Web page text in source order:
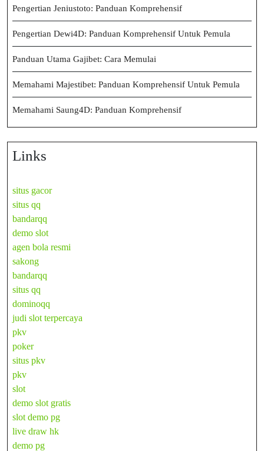
Pengertian Jeniustoto: Panduan Komprehensif
Pengertian Dewi4D: Panduan Komprehensif Untuk Pemula
Panduan Utama Gajibet: Cara Memulai
Memahami Majestibet: Panduan Komprehensif Untuk Pemula
Memahami Saung4D: Panduan Komprehensif
Links
situs gacor
situs qq
bandarqq
demo slot
agen bola resmi
sakong
bandarqq
situs qq
dominoqq
judi slot terpercaya
pkv
poker
situs pkv
pkv
slot
demo slot gratis
slot demo pg
live draw hk
demo pg